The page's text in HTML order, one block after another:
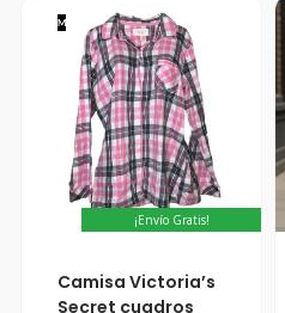
M
¡Envío Gratis!
Camisa Victoria’s
Secret cuadros